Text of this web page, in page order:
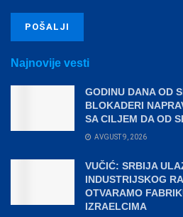
Najnovije vesti
GODINU DANA OD
BLOKADERI
SA CILJEM DA OD
AVGUST 9, 2026
VUČIĆ: SRBIJA
INDUSTRIJSKOG
OTVARAMO
IZRAELCIMA